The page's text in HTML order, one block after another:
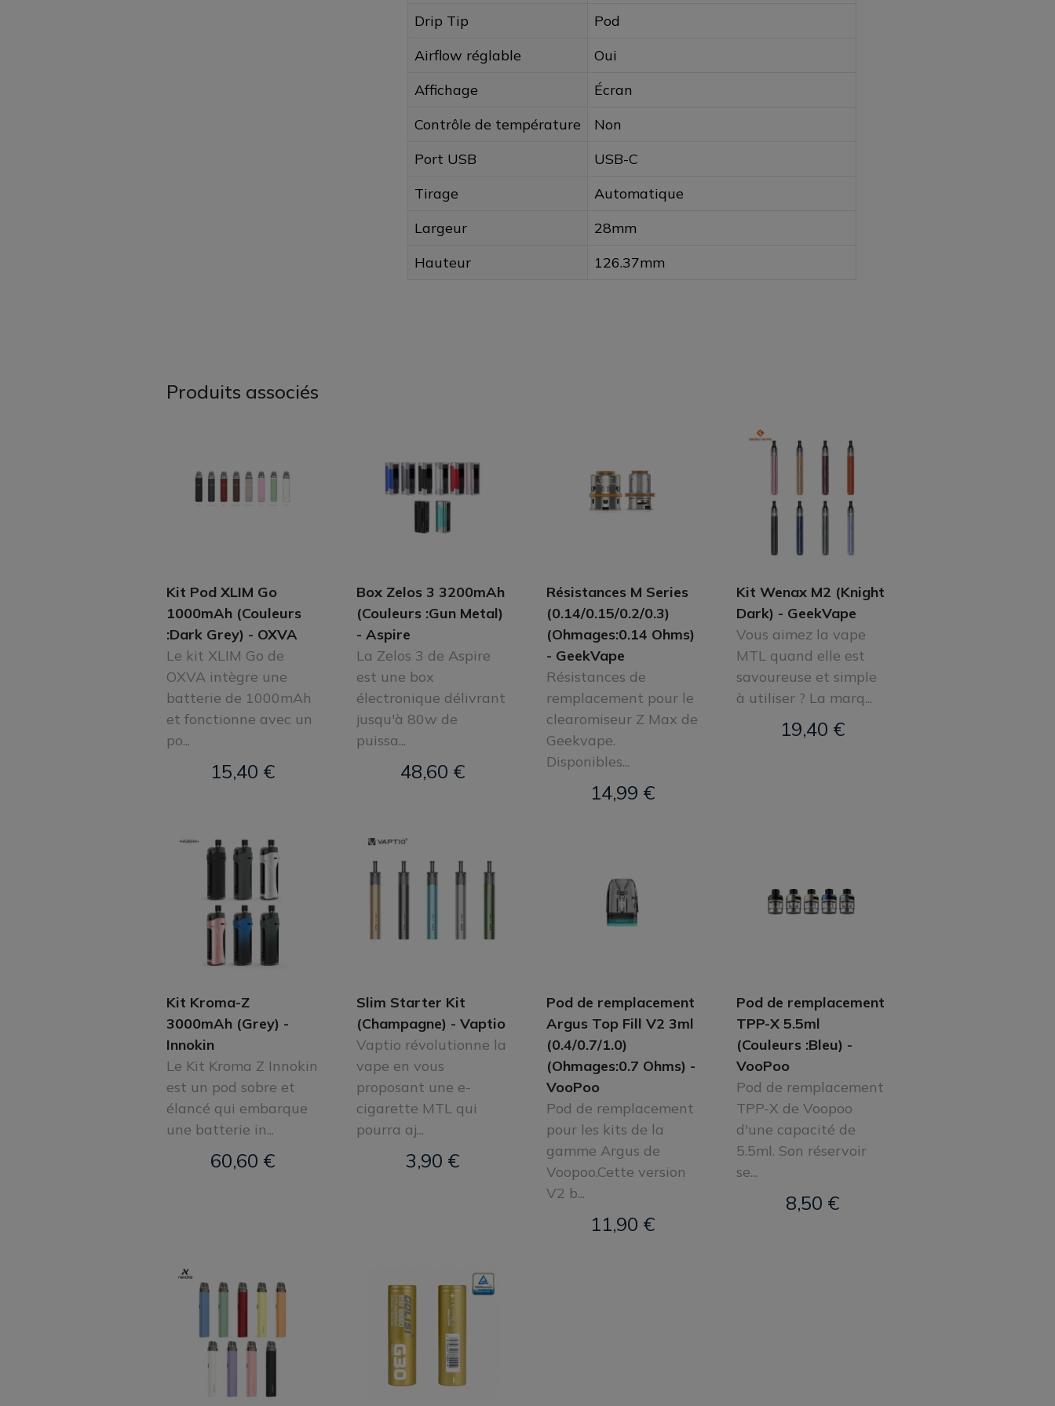
Drip Tip
Pod
Airflow réglable
Oui
Affichage
Écran
Contrôle de température
Non
Port USB
USB-C
Tirage
Automatique
Largeur
28mm
Hauteur
126.37mm
Produits associés
Kit Pod XLIM Go
1000mAh (Couleurs
:Dark Grey) - OXVA
Le kit XLIM Go de
OXVA intègre une
batterie de 1000mAh
et fonctionne avec un
po...
15,40 €
Box Zelos 3 3200mAh
(Couleurs :Gun Metal)
- Aspire
La Zelos 3 de Aspire
est une box
électronique délivrant
jusqu'à 80w de
puissa...
48,60 €
Résistances M Series
(0.14/0.15/0.2/0.3)
(Ohmages:0.14 Ohms)
- GeekVape
Résistances de
remplacement pour le
clearomiseur Z Max de
Geekvape.
Disponibles...
14,99 €
Kit Wenax M2 (Knight
Dark) - GeekVape
Vous aimez la vape
MTL quand elle est
savoureuse et simple
à utiliser ? La marq...
19,40 €
Kit Kroma-Z
3000mAh (Grey) -
Innokin
Le Kit Kroma Z Innokin
est un pod sobre et
élancé qui embarque
une batterie in...
60,60 €
Slim Starter Kit
(Champagne) - Vaptio
Vaptio révolutionne la
vape en vous
proposant une e-
cigarette MTL qui
pourra aj...
3,90 €
Pod de remplacement
Argus Top Fill V2 3ml
(0.4/0.7/1.0)
(Ohmages:0.7 Ohms) -
VooPoo
Pod de remplacement
pour les kits de la
gamme Argus de
Voopoo.Cette version
V2 b...
11,90 €
Pod de remplacement
TPP-X 5.5ml
(Couleurs :Bleu) -
VooPoo
Pod de remplacement
TPP-X de Voopoo
d'une capacité de
5.5ml. Son réservoir
se...
8,50 €